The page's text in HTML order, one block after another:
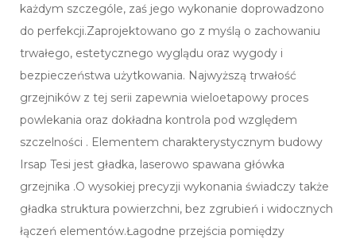
każdym szczególe, zaś jego wykonanie doprowadzono
do perfekcji.Zaprojektowano go z myślą o zachowaniu
trwałego, estetycznego wyglądu oraz wygody i
bezpieczeństwa użytkowania. Najwyższą trwałość
grzejników z tej serii zapewnia wieloetapowy proces
powlekania oraz dokładna kontrola pod względem
szczelności . Elementem charakterystycznym budowy
Irsap Tesi jest gładka, laserowo spawana główka
grzejnika .O wysokiej precyzji wykonania świadczy także
gładka struktura powierzchni, bez zgrubień i widocznych
łączeń elementów.Łagodne przejścia pomiędzy